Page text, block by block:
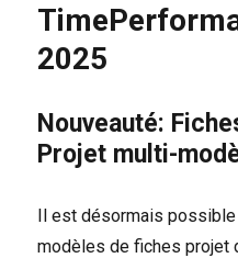
2025
Nouveauté:
Projet multi-
Il est désormais
modèles de fiches projet